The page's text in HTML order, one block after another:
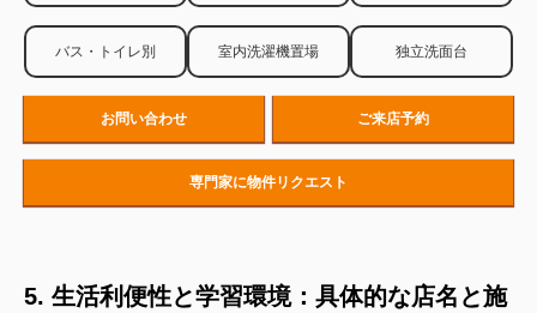
バス・トイレ別 室内洗濯機置場 独立洗面台
お問い合わせ ご来店予約
専門家に物件リクエスト
5. 生活利便性と学習環境：具体的な店名と施